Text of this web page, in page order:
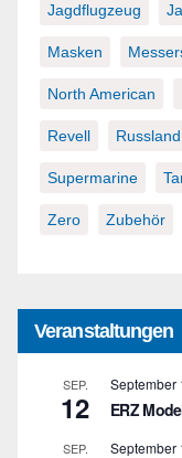
Jagdflugzeug
Masken
North American
Revell Russland
Supermarine
Zero Zubehör
Veranstaltungen
SEP.
12
September
ERZ
SEP. September